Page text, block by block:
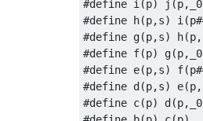
#define i(p)
#define h(p,s)
#define g(p,s)
#define f(p)
#define e(p,s)
#define d(p,s)
#define c(p)